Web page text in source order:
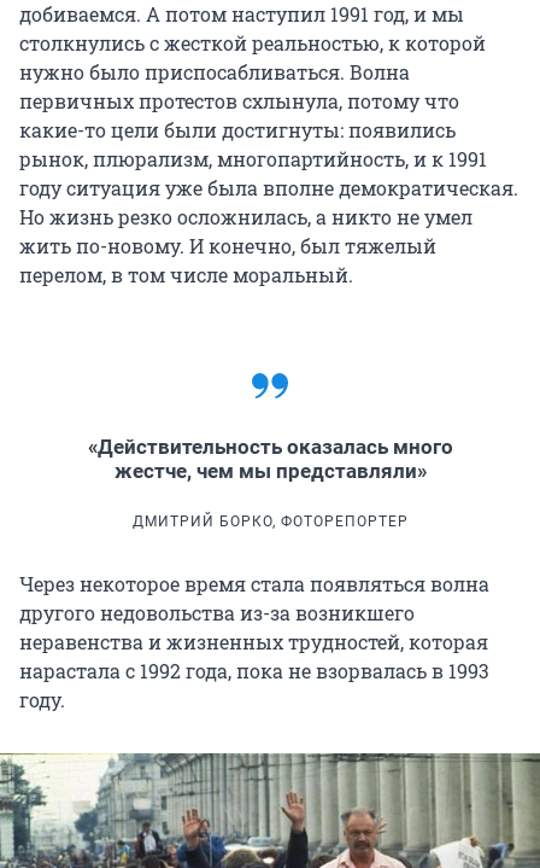
добиваемся. А потом наступил 1991 год, и мы
столкнулись с жесткой реальностью, к которой
нужно было приспосабливаться. Волна
первичных протестов схлынула, потому что
какие-то цели были достигнуты: появились
рынок, плюрализм, многопартийность, и к 1991
году ситуация уже была вполне демократическая.
Но жизнь резко осложнилась, а никто не умел
жить по-новому. И конечно, был тяжелый
перелом, в том числе моральный.
«Действительность оказалась много
жестче, чем мы представляли»
ДМИТРИЙ БОРКО, ФОТОРЕПОРТЕР
Через некоторое время стала появляться волна
другого недовольства из-за возникшего
неравенства и жизненных трудностей, которая
нарастала с 1992 года, пока не взорвалась в 1993
году.